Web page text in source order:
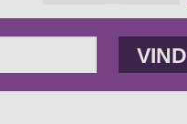
VIND